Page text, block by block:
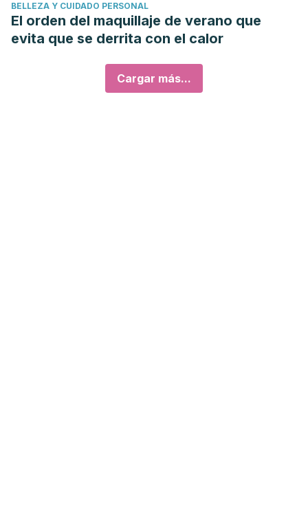
BELLEZA Y CUIDADO PERSONAL
El orden del maquillaje de verano que
evita que se derrita con el calor
Cargar más...